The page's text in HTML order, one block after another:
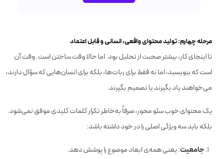
مرحله چهارم: تولید محتوای واقعی، انسانی و قابل اعتماد
تا اینجای کار، بیشتر صحبت از تحلیل بود. اما حالا وقت ساختن است. وقت آن
است که بنویسید، اما نه فقط برای ربات‌ها، بلکه برای انسان‌هایی که سؤال دارند،
می‌خواهند یاد بگیرند یا تصمیم بگیرند.
یک محتوای خوب سئو محور، صرفاً به‌خاطر تکرار کلمات کلیدی موفق نمی‌شود.
بلکه باید سه ویژگی اصلی را در خود داشته باشد:
جامعیت: یعنی همه‌ی ابعاد موضوع را پوشش دهد.